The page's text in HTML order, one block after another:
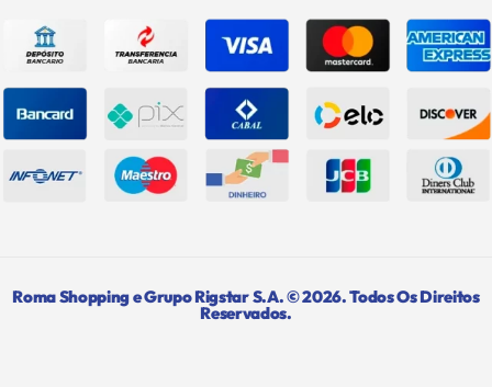
Roma Shopping e Grupo Rigstar S.A. © 2026. Todos Os Direitos
Reservados.